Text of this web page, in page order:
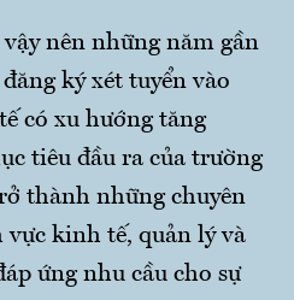
nên những năm gần
ký xét tuyển vào
có xu hướng tăng
tiêu đầu ra của trường
thành những chuyên
kinh tế, quản lý và
ứng nhu cầu cho sự